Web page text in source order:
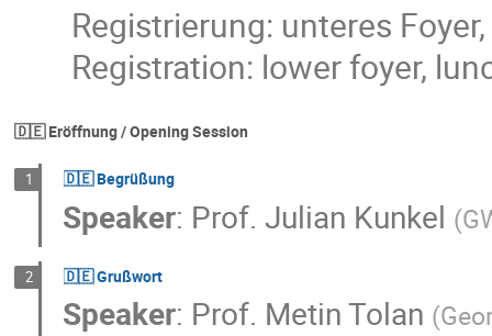
Registrierung: unteres
Registration: lower foyer,
🇩🇪 Eröffnung / Opening Session
1 🇩🇪 Begrüßung
Speaker: Prof. Julian Kunkel (
2 🇩🇪 Grußwort
Speaker: Prof. Metin Tolan (